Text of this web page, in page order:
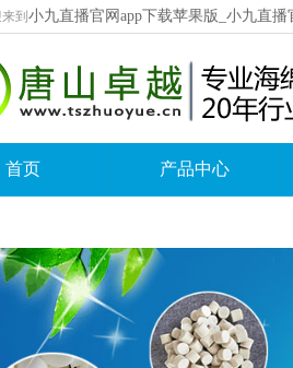
到 小九直播官网app下载苹果版_小九直播
首页 产品中心